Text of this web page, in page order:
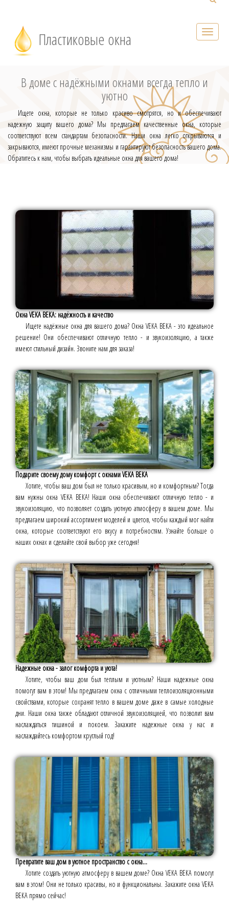
Пластиковые окна
В доме с надёжными окнами всегда тепло и
уютно
Ищете окна, которые не только красиво смотрятся, но и обеспечивают
надежную защиту вашего дома? Мы предлагаем качественные окна, которые
соответствуют всем стандартам безопасности. Наши окна легко открываются и
закрываются, имеют прочные механизмы и гарантируют безопасность вашего дома.
Обратитесь к нам, чтобы выбрать идеальные окна для вашего дома!
Окна VEKA ВЕКА: надёжность и качество
Ищете надёжные окна для вашего дома? Окна VEKA ВЕКА - это идеальное
решение! Они обеспечивают отличную тепло - и звукоизоляцию, а также
имеют стильный дизайн. Звоните нам для заказа!
Подарите своему дому комфорт с окнами VEKA ВЕКА
Хотите, чтобы ваш дом был не только красивым, но и комфортным? Тогда
вам нужны окна VEKA ВЕКА! Наши окна обеспечивают отличную тепло - и
звукоизоляцию, что позволяет создать уютную атмосферу в вашем доме. Мы
предлагаем широкий ассортимент моделей и цветов, чтобы каждый мог найти
окна, которые соответствуют его вкусу и потребностям. Узнайте больше о
наших окнах и сделайте свой выбор уже сегодня!
Надежные окна - залог комфорта и уюта!
Хотите, чтобы ваш дом был теплым и уютным? Наши надежные окна
помогут вам в этом! Мы предлагаем окна с отличными теплоизоляционными
свойствами, которые сохранят тепло в вашем доме даже в самые холодные
дни. Наши окна также обладают отличной звукоизоляцией, что позволит вам
наслаждаться тишиной и покоем. Закажите надежные окна у нас и
наслаждайтесь комфортом круглый год!
Превратите ваш дом в уютное пространство с окна...
Хотите создать уютную атмосферу в вашем доме? Окна VEKA ВЕКА помогут
вам в этом! Они не только красивы, но и функциональны. Закажите окна VEKA
ВЕКА прямо сейчас!